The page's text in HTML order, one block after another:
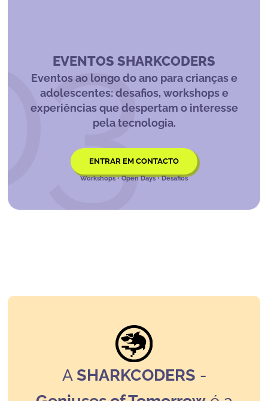
EVENTOS SHARKCODERS
Eventos ao longo do ano para crianças e
adolescentes: desafios, workshops e
experiências que despertam o interesse
pela tecnologia.
ENTRAR EM CONTACTO
Workshops • Open Days • Desafios
A SHARKCODERS -